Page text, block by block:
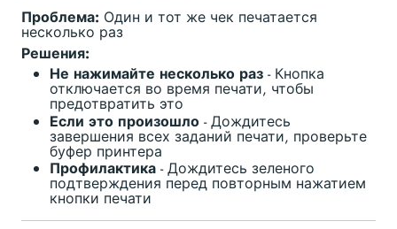
Проблема: Один и тот же чек печатается
несколько раз
Решения:
Не нажимайте несколько раз - Кнопка
отключается во время печати, чтобы
предотвратить это
Если это произошло - Дождитесь
завершения всех заданий печати, проверьте
буфер принтера
Профилактика - Дождитесь зеленого
подтверждения перед повторным нажатием
кнопки печати